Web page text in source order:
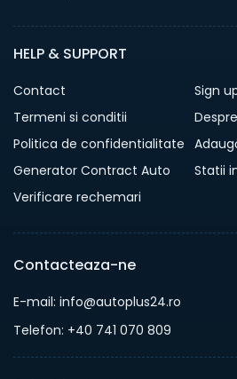
HELP & SUPPORT
Contact
Sign
Termeni si conditii
Politica de confidentialitate
Generator Contract Auto
Statii
Verificare rechemari
Contacteaza-ne
E-mail: info@autoplus24.ro
Telefon: +40 741 070 809